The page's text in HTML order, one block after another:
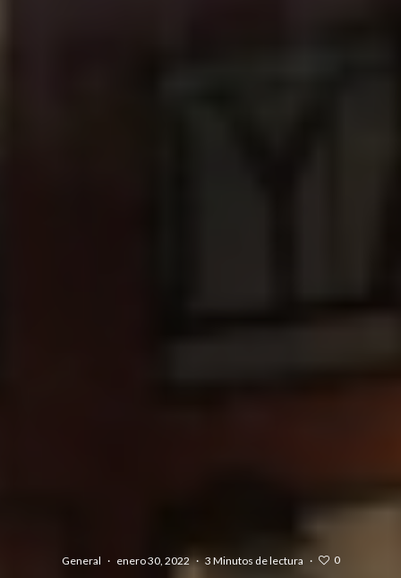
General · enero 30, 2022 · 3 Minutos de lectura · 0